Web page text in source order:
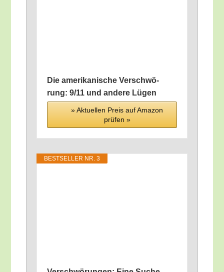
Die ame­ri­ka­ni­sche Ver­schwö­
rung: 9/​11 und ande­re Lügen
» Aktu­el­len Preis auf Ama­zon
prü­fen »
BEST­SEL­LER NR. 3